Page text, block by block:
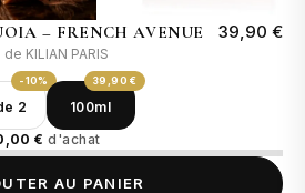
– FRENCH AVENUE 39,90 €
de KILIAN PARIS
2
-10%
100ml
39,90 €
€ d'achat
AU PANIER